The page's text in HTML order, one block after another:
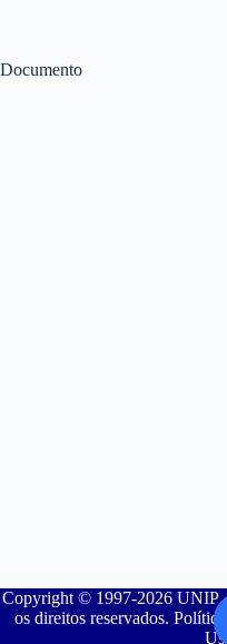
Documento
Copyright © 1997-2026 UNIP
os direitos reservados.
Uso